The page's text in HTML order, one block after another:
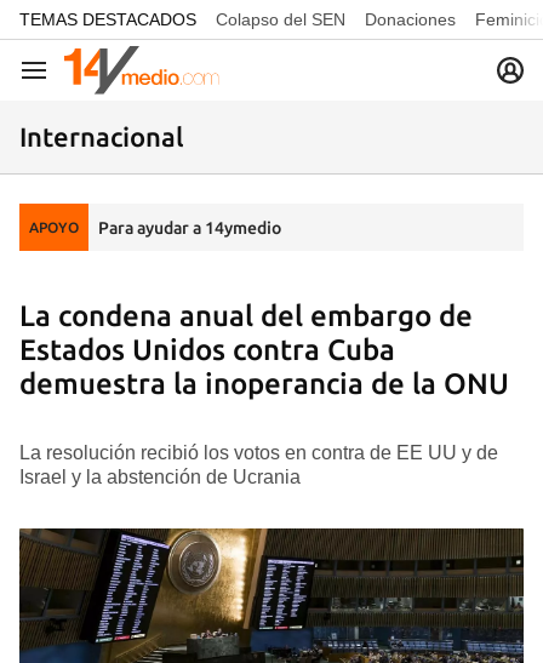
common.go-to-content
TEMAS DESTACADOS Colapso del SEN Donaciones
Navegación
Internacional
APOYO Para ayudar a 14ymedio
La condena anual del embargo de
Estados Unidos contra Cuba
demuestra la inoperancia de la ONU
La resolución recibió los votos en contra de EE UU y de
Israel y la abstención de Ucrania